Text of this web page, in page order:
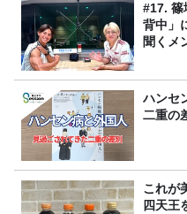
#17. 篠
背中」
聞くメ
ハンセ
二重の
これが
四天王